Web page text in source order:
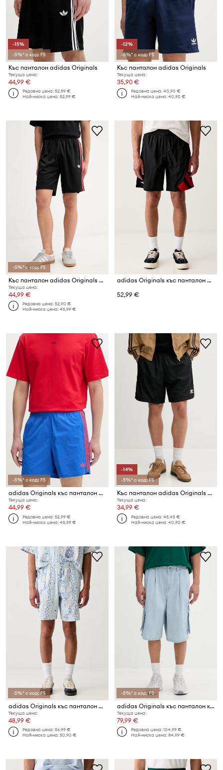
-15%
-5%* с код: FS
Къс панталон adidas Originals
Текуща цена:
44,99 €
Редовна цена:52,99 €
Най-ниска цена:52,99 €
-12%
-5%* с код: FS
Къс панталон adidas Originals
Текуща цена:
35,90 €
Редовна цена:40,90 €
Най-ниска цена:40,90 €
-5%* с код: FS
Къс панталон adidas Originals Firebird
Текуща цена:
44,99 €
Редовна цена:52,90 €
Най-ниска цена:45,99 €
adidas Originals къс панталон мъжки
52,99 €
-5%* с код: FS
adidas Originals къс панталон мъжки
Текуща цена:
44,99 €
Редовна цена:52,99 €
Най-ниска цена:45,99 €
-14%
-5%* с код: FS
Къс панталон adidas Originals Essentials
Текуща цена:
34,99 €
Редовна цена:45,45 €
Най-ниска цена:40,90 €
-5%* с код: FS
adidas Originals къс панталон мъжки Resort
Текуща цена:
48,99 €
Редовна цена:56,99 €
Най-ниска цена:50,90 €
-5%* с код: FS
adidas Originals къс панталон карго мъжки от деним ADILENIUM SEASON 5.0
Текуща цена:
79,99 €
Редовна цена:104,99 €
Най-ниска цена:84,99 €